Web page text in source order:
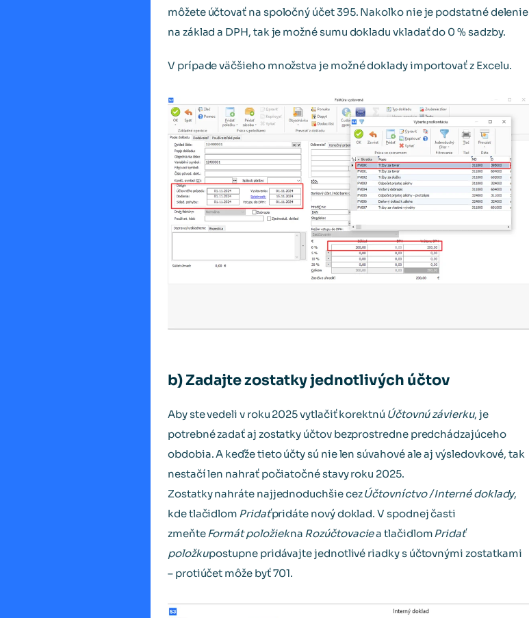
môžete účtovať na spoločný účet 395. Nakoľko nie je podstatné delenie
na základ a DPH, tak je možné sumu dokladu vkladať do 0 % sadzby.
V prípade väčšieho množstva je možné doklady importovať z Excelu.
b) Zadajte zostatky jednotlivých účtov
Aby ste vedeli v roku 2025 vytlačiť korektnú Účtovnú závierku, je
potrebné zadať aj zostatky účtov bezprostredne predchádzajúceho
obdobia. A keďže tieto účty sú nie len súvahové ale aj výsledovkové, tak
nestačí len nahrať počiatočné stavy roku 2025.
Zostatky nahráte najjednoduchšie cezÚčtovníctvo / Interné doklady,
kde tlačidlom Pridaťpridáte nový doklad. V spodnej časti
zmeňteFormát položiekna Rozúčtovaciea tlačidlomPridať
položkupostupne pridávajte jednotlivé riadky s účtovnými zostatkami
– protiúčet môže byť 701.